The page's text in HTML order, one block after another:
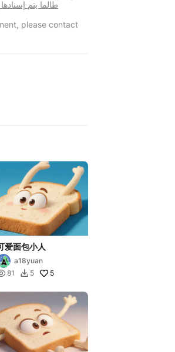
طالما يتم
please contact
爱面包小人
a18yuan
81  5 5